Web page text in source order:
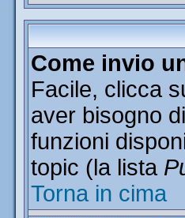
Come invio
Facile, clicca
aver bisogno
funzioni
topic (la lista
Torna in cima